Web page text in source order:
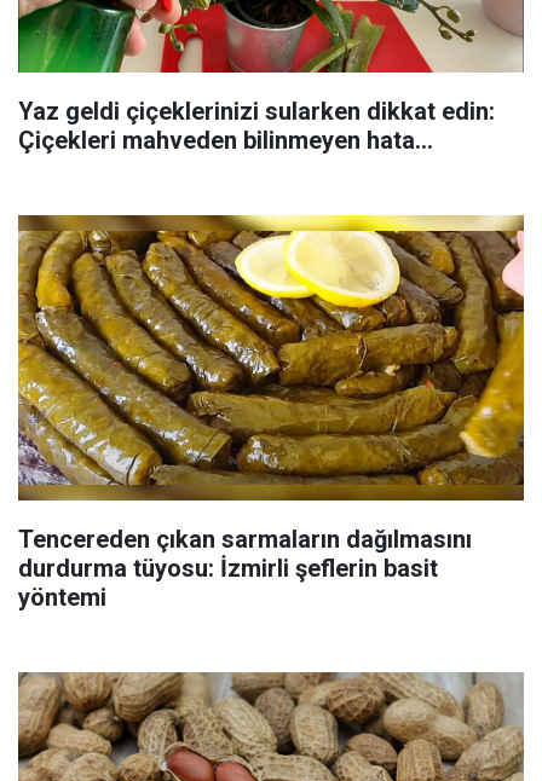
Yaz geldi çiçeklerinizi sularken dikkat edin:
Çiçekleri mahveden bilinmeyen hata...
Tencereden çıkan sarmaların dağılmasını
durdurma tüyosu: İzmirli şeflerin basit
yöntemi